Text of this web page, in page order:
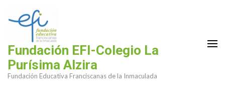
contenido
(presiona
tecla
Fundación EFI-Colegio La
Purísima Alzira
Fundación Educativa Franciscanas de la Inmaculada